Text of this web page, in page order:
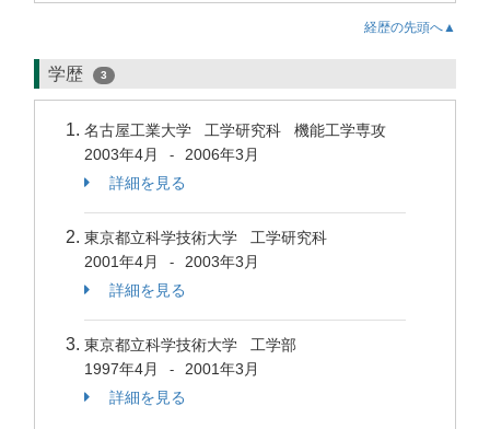
経歴の先頭へ▲
学歴 3
名古屋工業大学 工学研究科 機能工学専攻
2003年4月
-
2006年3月
詳細を見る
東京都立科学技術大学 工学研究科
2001年4月
-
2003年3月
詳細を見る
東京都立科学技術大学 工学部
1997年4月
-
2001年3月
詳細を見る